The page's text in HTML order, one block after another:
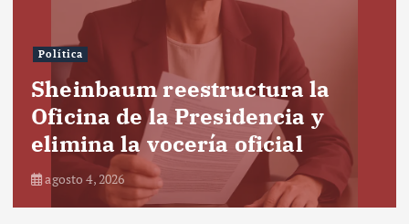
Política
Sheinbaum reestructura la
Oficina de la Presidencia y
elimina la vocería oficial
agosto 4, 2026